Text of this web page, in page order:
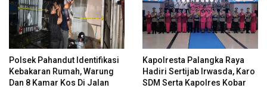
Polsek Pahandut Identifikasi
Kebakaran Rumah, Warung
Dan 8 Kamar Kos Di Jalan
Kapolresta Palangka Raya
Hadiri Sertijab Irwasda, Karo
SDM Serta Kapolres Kobar